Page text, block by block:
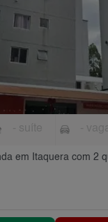
em Itaquera com 2